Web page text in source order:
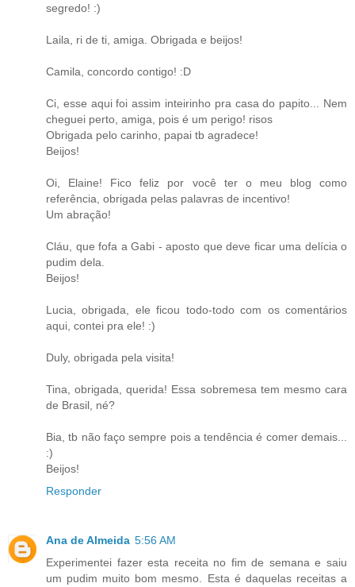
segredo! :)
Laila, ri de ti, amiga. Obrigada e beijos!
Camila, concordo contigo! :D
Ci, esse aqui foi assim inteirinho pra casa do papito... Nem
cheguei perto, amiga, pois é um perigo! risos
Obrigada pelo carinho, papai tb agradece!
Beijos!
Oi, Elaine! Fico feliz por você ter o meu blog como
referência, obrigada pelas palavras de incentivo!
Um abração!
Cláu, que fofa a Gabi - aposto que deve ficar uma delícia o
pudim dela.
Beijos!
Lucia, obrigada, ele ficou todo-todo com os comentários
aqui, contei pra ele! :)
Duly, obrigada pela visita!
Tina, obrigada, querida! Essa sobremesa tem mesmo cara
de Brasil, né?
Bia, tb não faço sempre pois a tendência é comer demais...
:)
Beijos!
Responder
Ana de Almeida 5:56 AM
Experimentei fazer esta receita no fim de semana e saiu
um pudim muito bom mesmo. Esta é daquelas receitas a